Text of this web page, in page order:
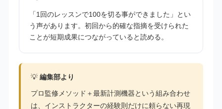
「1回のレッスンで100を切る事ができました」とい
う声があります。初回から的確な指摘を受けられた
ことが短期成果につながっていると読める。
💡 編集部より
プロ監修メソッド＋最新計測機器という組み合わせ
は、インストラクターの経験則だけに頼らない再現